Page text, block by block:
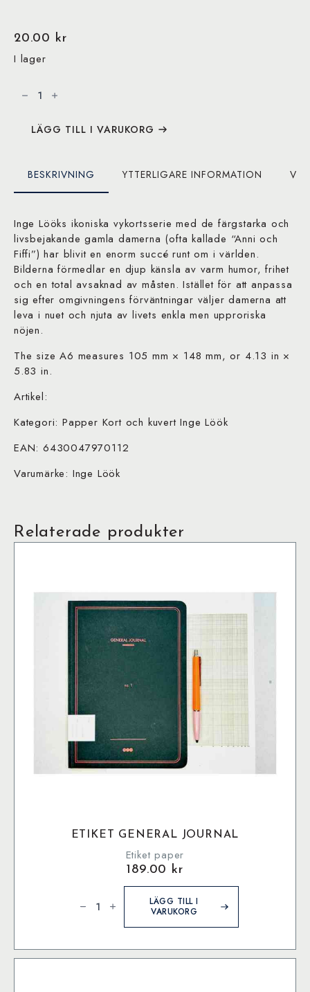
20.00 kr
I lager
Postcard
mängdLÄGG TILL I VARUKORG
BESKRIVNING YTTERLIGARE INFORMATION
Inge Lööks ikoniska vykortsserie med de färgstarka och
livsbejakande gamla damerna (ofta kallade “Anni och
Fiffi”) har blivit en enorm succé runt om i världen.
Bilderna förmedlar en djup känsla av varm humor, frihet
och en total avsaknad av måsten. Istället för att anpassa
sig efter omgivningens förväntningar väljer damerna att
leva i nuet och njuta av livets enkla men upproriska
nöjen.
The size A6 measures 105 mm × 148 mm, or 4.13 in ×
5.83 in.
Artikel:
Kategori: Papper Kort och kuvert Inge Löök
EAN: 6430047970112
Varumärke: Inge Löök
Relaterade produkter
ETIKET GENERAL JOURNAL
Etiket paper
189.00 kr
General
Journal
LÄGG TILL I
VARUKORG